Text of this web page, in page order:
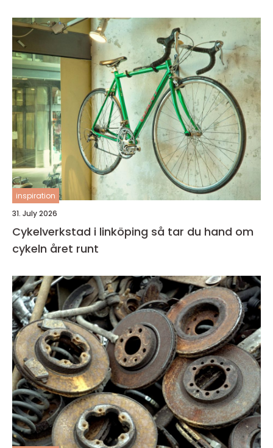
inspiration
31. July 2026
Cykelverkstad i linköping så tar du hand om
cykeln året runt